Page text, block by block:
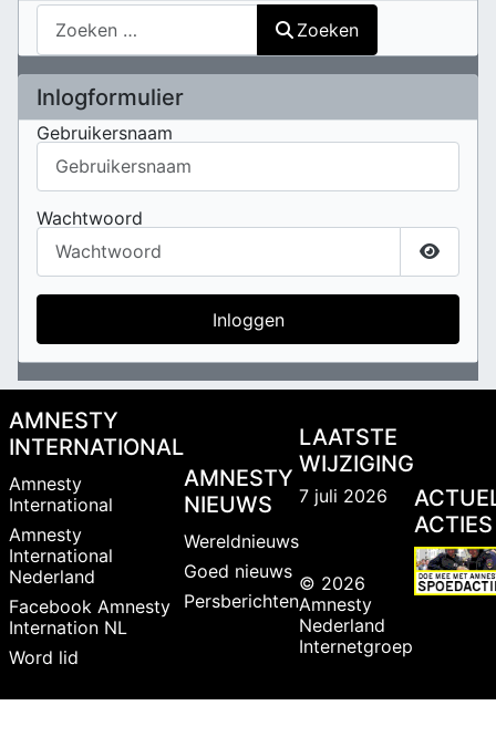
Zoeken
Zoeken
Inlogformulier
Gebruikersnaam
Wachtwoord
Toon
Inloggen
AMNESTY
INTERNATIONAL
Amnesty
International
Amnesty
International
Nederland
Facebook Amnesty
Internation NL
Word lid
AMNESTY
NIEUWS
Wereldnieuws
Goed nieuws
Persberichten
LAATSTE
WIJZIGING
7 juli 2026
© 2026
Amnesty
Nederland
Internetgroep
ACTIES